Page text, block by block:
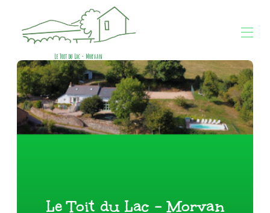
Le Toit du Lac - Morvan
Accueil
Vue d'ensemble
Galerie
Disponibilités
Contact
Le Toit du Lac - Morvan